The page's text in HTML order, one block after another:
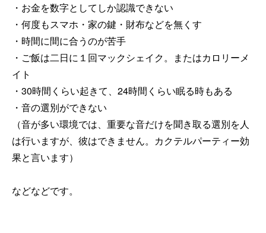
・お金を数字としてしか認識できない
・何度もスマホ・家の鍵・財布などを無くす
・時間に間に合うのが苦手
・ご飯は二日に１回マックシェイク。またはカロリーメ
イト
・30時間くらい起きて、24時間くらい眠る時もある
・音の選別ができない
（音が多い環境では、重要な音だけを聞き取る選別を人
は行いますが、彼はできません。カクテルパーティー効
果と言います）
などなどです。